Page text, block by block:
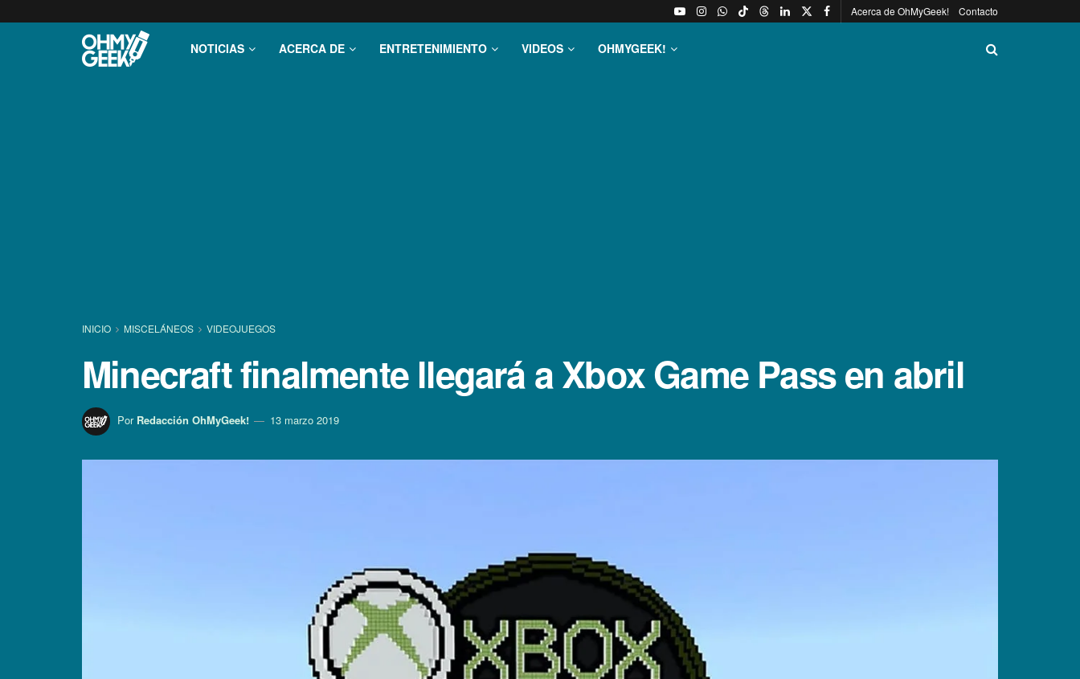
Acerca de OhMyGeek! Contacto
NOTICIAS ACERCA DE ENTRETENIMIENTO VIDEOS OHMYGEEK!
INICIO MISCELÁNEOS VIDEOJUEGOS
Minecraft finalmente llegará a Xbox Game Pass en abril
Por Redacción OhMyGeek! 13 marzo 2019